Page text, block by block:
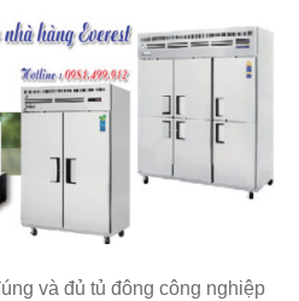
và đủ tủ đông công nghiệp